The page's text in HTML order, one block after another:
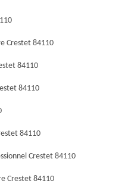
Crestet 84110
84110
84110
84110
Crestet 84110
Crestet 84110